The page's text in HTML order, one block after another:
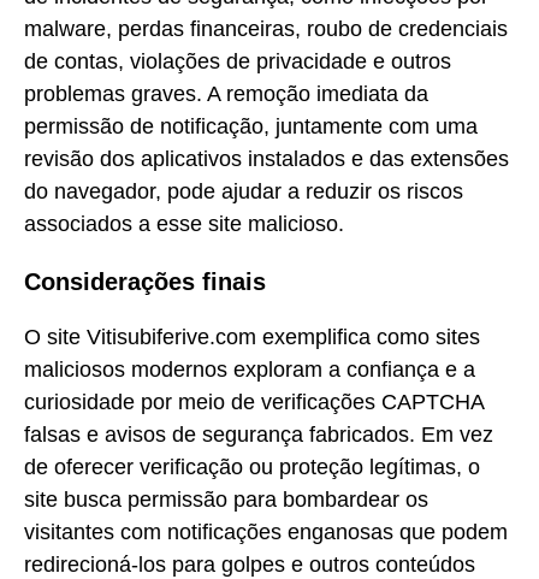
malware, perdas financeiras, roubo de credenciais
de contas, violações de privacidade e outros
problemas graves. A remoção imediata da
permissão de notificação, juntamente com uma
revisão dos aplicativos instalados e das extensões
do navegador, pode ajudar a reduzir os riscos
associados a esse site malicioso.
Considerações finais
O site Vitisubiferive.com exemplifica como sites
maliciosos modernos exploram a confiança e a
curiosidade por meio de verificações CAPTCHA
falsas e avisos de segurança fabricados. Em vez
de oferecer verificação ou proteção legítimas, o
site busca permissão para bombardear os
visitantes com notificações enganosas que podem
redirecioná-los para golpes e outros conteúdos